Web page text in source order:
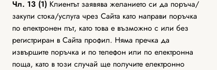
Чл. 13 (1) Клиентът заявява желанието си да поръча/
закупи стока/услуга чрез Сайта като направи поръчка
по електронен път, като това е възможно с или без
регистриран в Сайта профил. Няма пречка да
извършите поръчка и по телефон или по електронна
поща, като в този случай ще получите електронно